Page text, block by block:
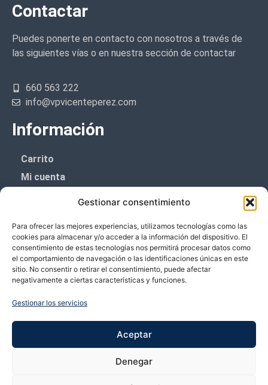
Gestionar consentimiento
Para ofrecer las mejores experiencias, utilizamos tecnologías como las
cookies para almacenar y/o acceder a la información del dispositivo. El
consentimiento de estas tecnologías nos permitirá procesar datos como
el comportamiento de navegación o las identificaciones únicas en este
sitio. No consentir o retirar el consentimiento, puede afectar
negativamente a ciertas características y funciones.
Gestionar los servicios
Aceptar
Denegar
Contactar
Puedes ponerte en contacto con nosotros a través de
las siguientes vías o en nuestra sección de contactar
660 563 222
info@vpvicenteperez.com
Información
Carrito
Mi cuenta
Política de cookies (UE)
Boletín de noticias
¡¡Suscríbete y prometemos no dar mucho el
Te enviaremos sólo cosas importantes.